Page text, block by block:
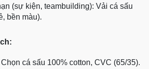
(sự kiện, teambuilding): Vải cá sấu
bền màu).
cá sấu 100% cotton, CVC (65/35).